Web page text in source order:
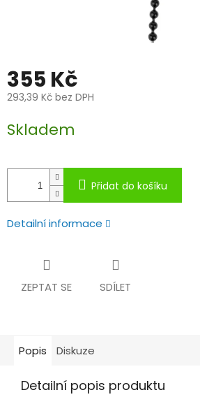
355 Kč
293,39 Kč bez DPH
cena:
Skladem
Přidat do košíku
Detailní informace
ZEPTAT SE SDÍLET
Popis Diskuze
Detailní popis produktu